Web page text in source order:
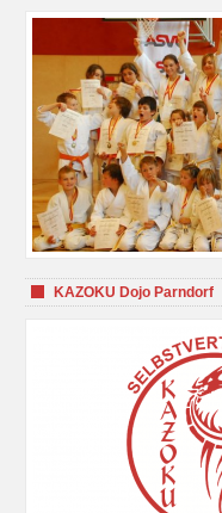
KAZOKU Dojo Parndorf